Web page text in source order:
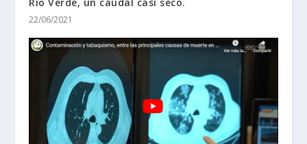
Río Verde, un caudal casi seco.
22/06/2021